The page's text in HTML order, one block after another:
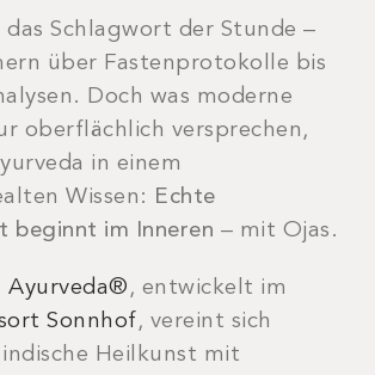
das Schlagwort der Stunde –
über Fastenprotokolle bis
Doch was moderne
oberflächlich versprechen,
in einem
Wissen: Echte
beginnt im Inneren – mit Ojas.
Ayurveda® , entwickelt im
Sonnhof , vereint sich
Heilkunst mit